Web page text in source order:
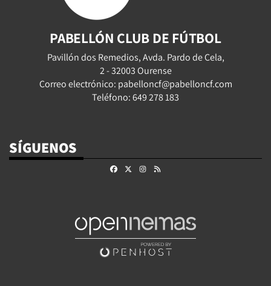
PABELLÓN CLUB DE FÚTBOL
Pavillón dos Remedios, Avda. Pardo de Cela,
2 - 32003 Ourense
Correo electrónico: pabelloncf@pabelloncf.com
Teléfono: 649 278 183
SÍGUENOS
FacebookInstagram